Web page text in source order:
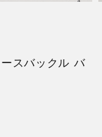
スバックル バ